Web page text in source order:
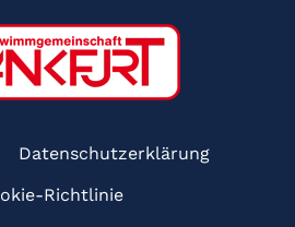
Datenschutzerklärung
Richtlinie